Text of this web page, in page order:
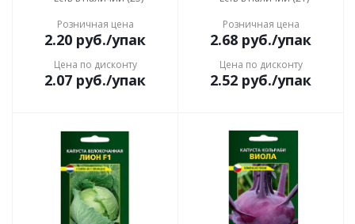
Розничная цена
2.20 руб./упак
Цена по дисконту
2.07 руб./упак
Розничная цена
2.68 руб./упак
Цена по дисконту
2.52 руб./упак